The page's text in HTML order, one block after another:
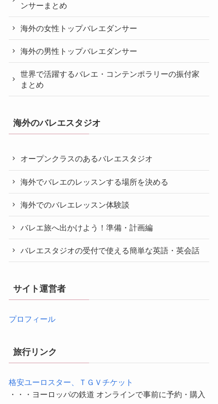
ンサーまとめ
海外の女性トップバレエダンサー
海外の男性トップバレエダンサー
世界で活躍するバレエ・コンテンポラリーの振付家
まとめ
海外のバレエスタジオ
オープンクラスのあるバレエスタジオ
海外でバレエのレッスンする場所を決める
海外でのバレエレッスン体験談
バレエ旅へ出かけよう！準備・計画編
バレエスタジオの受付で使える簡単な英語・英会話
サイト運営者
プロフィール
旅行リンク
格安ユーロスター、ＴＧＶチケット
・・・ヨーロッパの鉄道 オンラインで事前に予約・購入